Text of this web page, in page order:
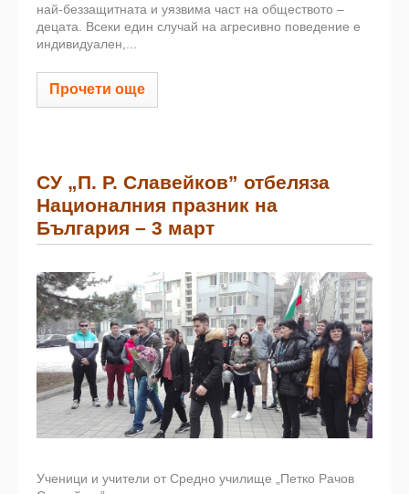
най-беззащитната и уязвима част на обществото –
децата. Всеки един случай на агресивно поведение е
индивидуален,...
Прочети още
СУ „П. Р. Славейков” отбеляза
Националния празник на
България – 3 март
Ученици и учители от Средно училище „Петко Рачов